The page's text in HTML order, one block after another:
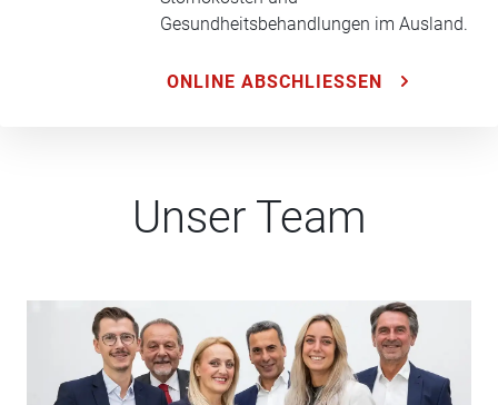
Gesundheitsbehandlungen im Ausland.
ONLINE ABSCHLIESSEN
Unser Team